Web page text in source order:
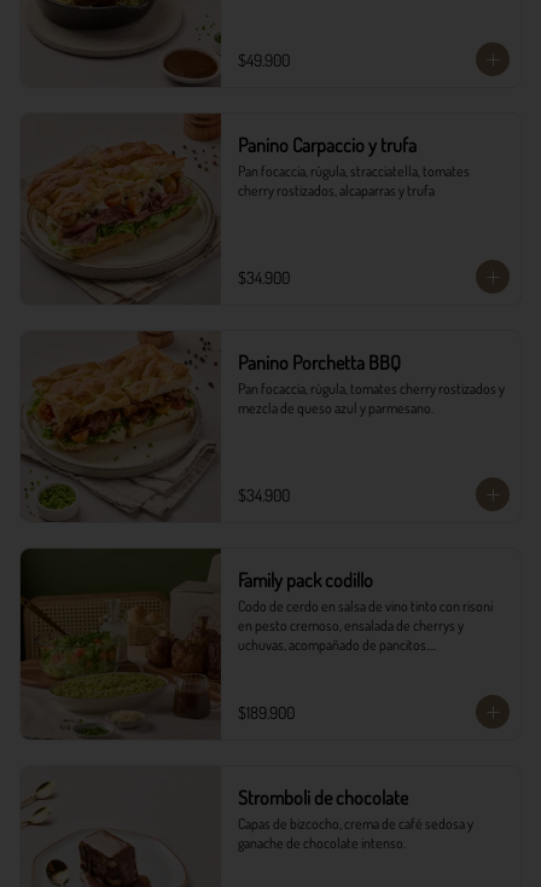
$49.900
Panino Carpaccio y trufa
Pan focaccia, rúgula, stracciatella, tomates
cherry rostizados, alcaparras y trufa
$34.900
Panino Porchetta BBQ
Pan focaccia, rúgula, tomates cherry rostizados y
mezcla de queso azul y parmesano.
$34.900
Family pack codillo
Codo de cerdo en salsa de vino tinto con risoni
en pesto cremoso, ensalada de cherrys y
uchuvas, acompañado de pancitos.​​
- Risoni (Cantidad ideal para 4 personas)​
- Pancitos​
$189.900
Stromboli de chocolate
Capas de bizcocho, crema de café sedosa y
ganache de chocolate intenso.